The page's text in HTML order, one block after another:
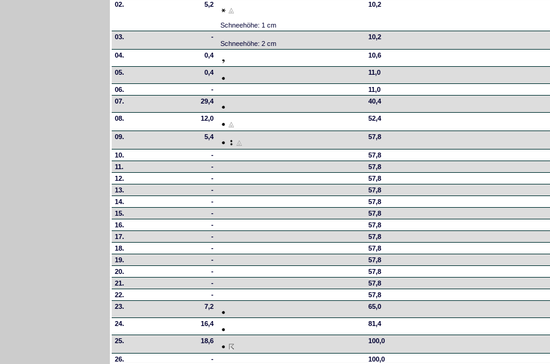
02. 5,2
Schneehöhe: 1 cm
10,2
03.
-
Schneehöhe: 2 cm
10,2
04. 0,4 10,6
05. 0,4 11,0
06. -
11,0
07.
29,4 40,4
08. 12,0 52,4
09. 5,4 57,8
10. -
57,8
11.
-
57,8
12.
-
57,8
13.
-
57,8
14.
-
57,8
15.
-
57,8
16.
-
57,8
17.
-
57,8
18.
-
57,8
19.
-
57,8
20.
-
57,8
21.
-
57,8
22.
-
57,8
23.
7,2 65,0
24. 16,4 81,4
25. 18,6 100,0
26. -
100,0